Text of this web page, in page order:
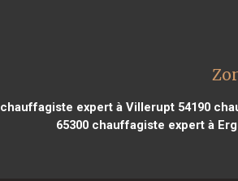
chauffagiste expert à Villerupt 54190
65300chauffagiste expert à